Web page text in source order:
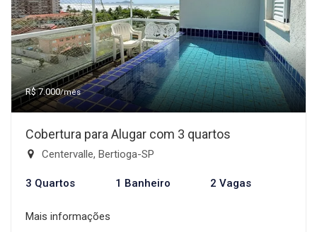
R$ 7.000/mês
Cobertura para Alugar com 3 quartos
Centervalle, Bertioga-SP
3 Quartos 1 Banheiro 2 Vagas
Mais informações